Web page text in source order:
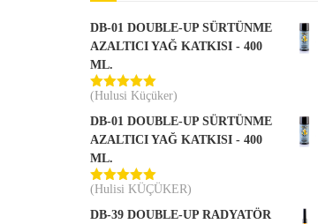
DB-01 DOUBLE-UP SÜRTÜNME
AZALTICI YAĞ KATKISI - 400
ML.
5 üzerinden
(Hulusi Küçüker)
DB-01 DOUBLE-UP SÜRTÜNME
AZALTICI YAĞ KATKISI - 400
ML.
5 üzerinden
(Hulisi KÜÇÜKER)
DB-39 DOUBLE-UP RADYATÖR